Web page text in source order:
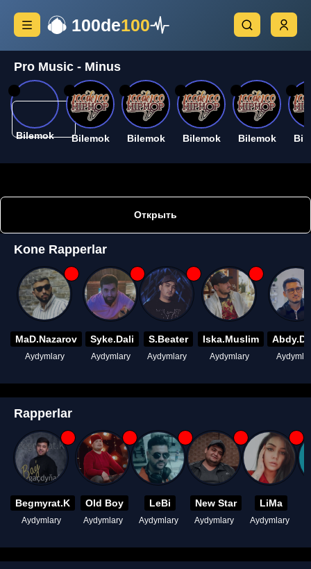
100de100
Pro Music - Minus
Bilemok Bilemok Bilemok Bilemok Bilemok
Открыть
Kone Rapperlar
MaD.Nazarov
Aydymlary
Syke.Dali
Aydymlary
S.Beater
Aydymlary
Iska.Muslim
Aydymlary
Rapperlar
Begmyrat.K
Aydymlary
Old Boy
Aydymlary
LeBi
Aydymlary
New Star
Aydymlary
LiMa
Aydymlary